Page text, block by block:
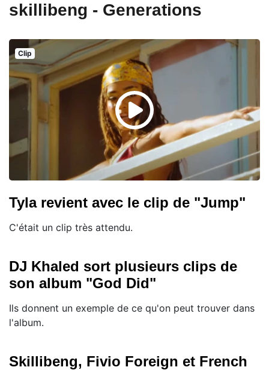
skillibeng - Generations
Clip
Tyla revient avec le clip de "Jump"
C'était un clip très attendu.
DJ Khaled sort plusieurs clips de
son album "God Did"
Ils donnent un exemple de ce qu'on peut trouver dans
l'album.
Skillibeng, Fivio Foreign et French